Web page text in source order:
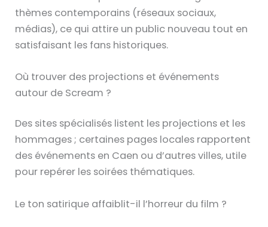
thèmes contemporains (réseaux sociaux,
médias), ce qui attire un public nouveau tout en
satisfaisant les fans historiques.
Où trouver des projections et événements
autour de Scream ?
Des sites spécialisés listent les projections et les
hommages ; certaines pages locales rapportent
des événements en Caen ou d’autres villes, utile
pour repérer les soirées thématiques.
Le ton satirique affaiblit-il l’horreur du film ?